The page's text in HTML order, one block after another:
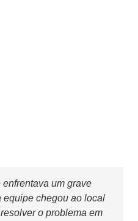
um grave
equipe chegou ao local
o problema em